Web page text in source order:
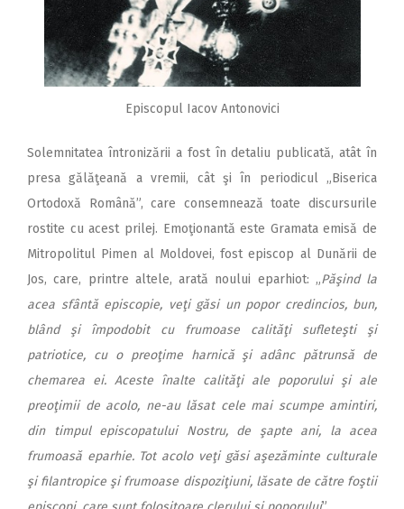
Episcopul Iacov Antonovici
Solemnitatea întronizării a fost în detaliu publicată, atât în
presa gălăţeană a vremii, cât şi în periodicul „Biserica
Ortodoxă Română”, care consemnează toate discursurile
rostite cu acest prilej. Emoţionantă este Gramata emisă de
Mitropolitul Pimen al Moldovei, fost episcop al Dunării de
Jos, care, printre altele, arată noului eparhiot: „Păşind la
acea sfântă episcopie, veţi găsi un popor credincios, bun,
blând şi împodobit cu frumoase calităţi sufleteşti şi
patriotice, cu o preoţime harnică şi adânc pătrunsă de
chemarea ei. Aceste înalte calităţi ale poporului şi ale
preoţimii de acolo, ne-au lăsat cele mai scumpe amintiri,
din timpul episcopatului Nostru, de şapte ani, la acea
frumoasă eparhie. Tot acolo veţi găsi aşezăminte culturale
şi filantropice şi frumoase dispoziţiuni, lăsate de către foştii